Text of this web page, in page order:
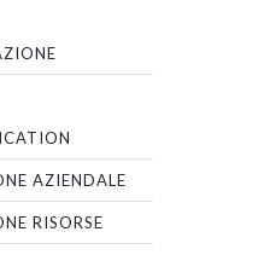
AZIENDALE
RISORSE